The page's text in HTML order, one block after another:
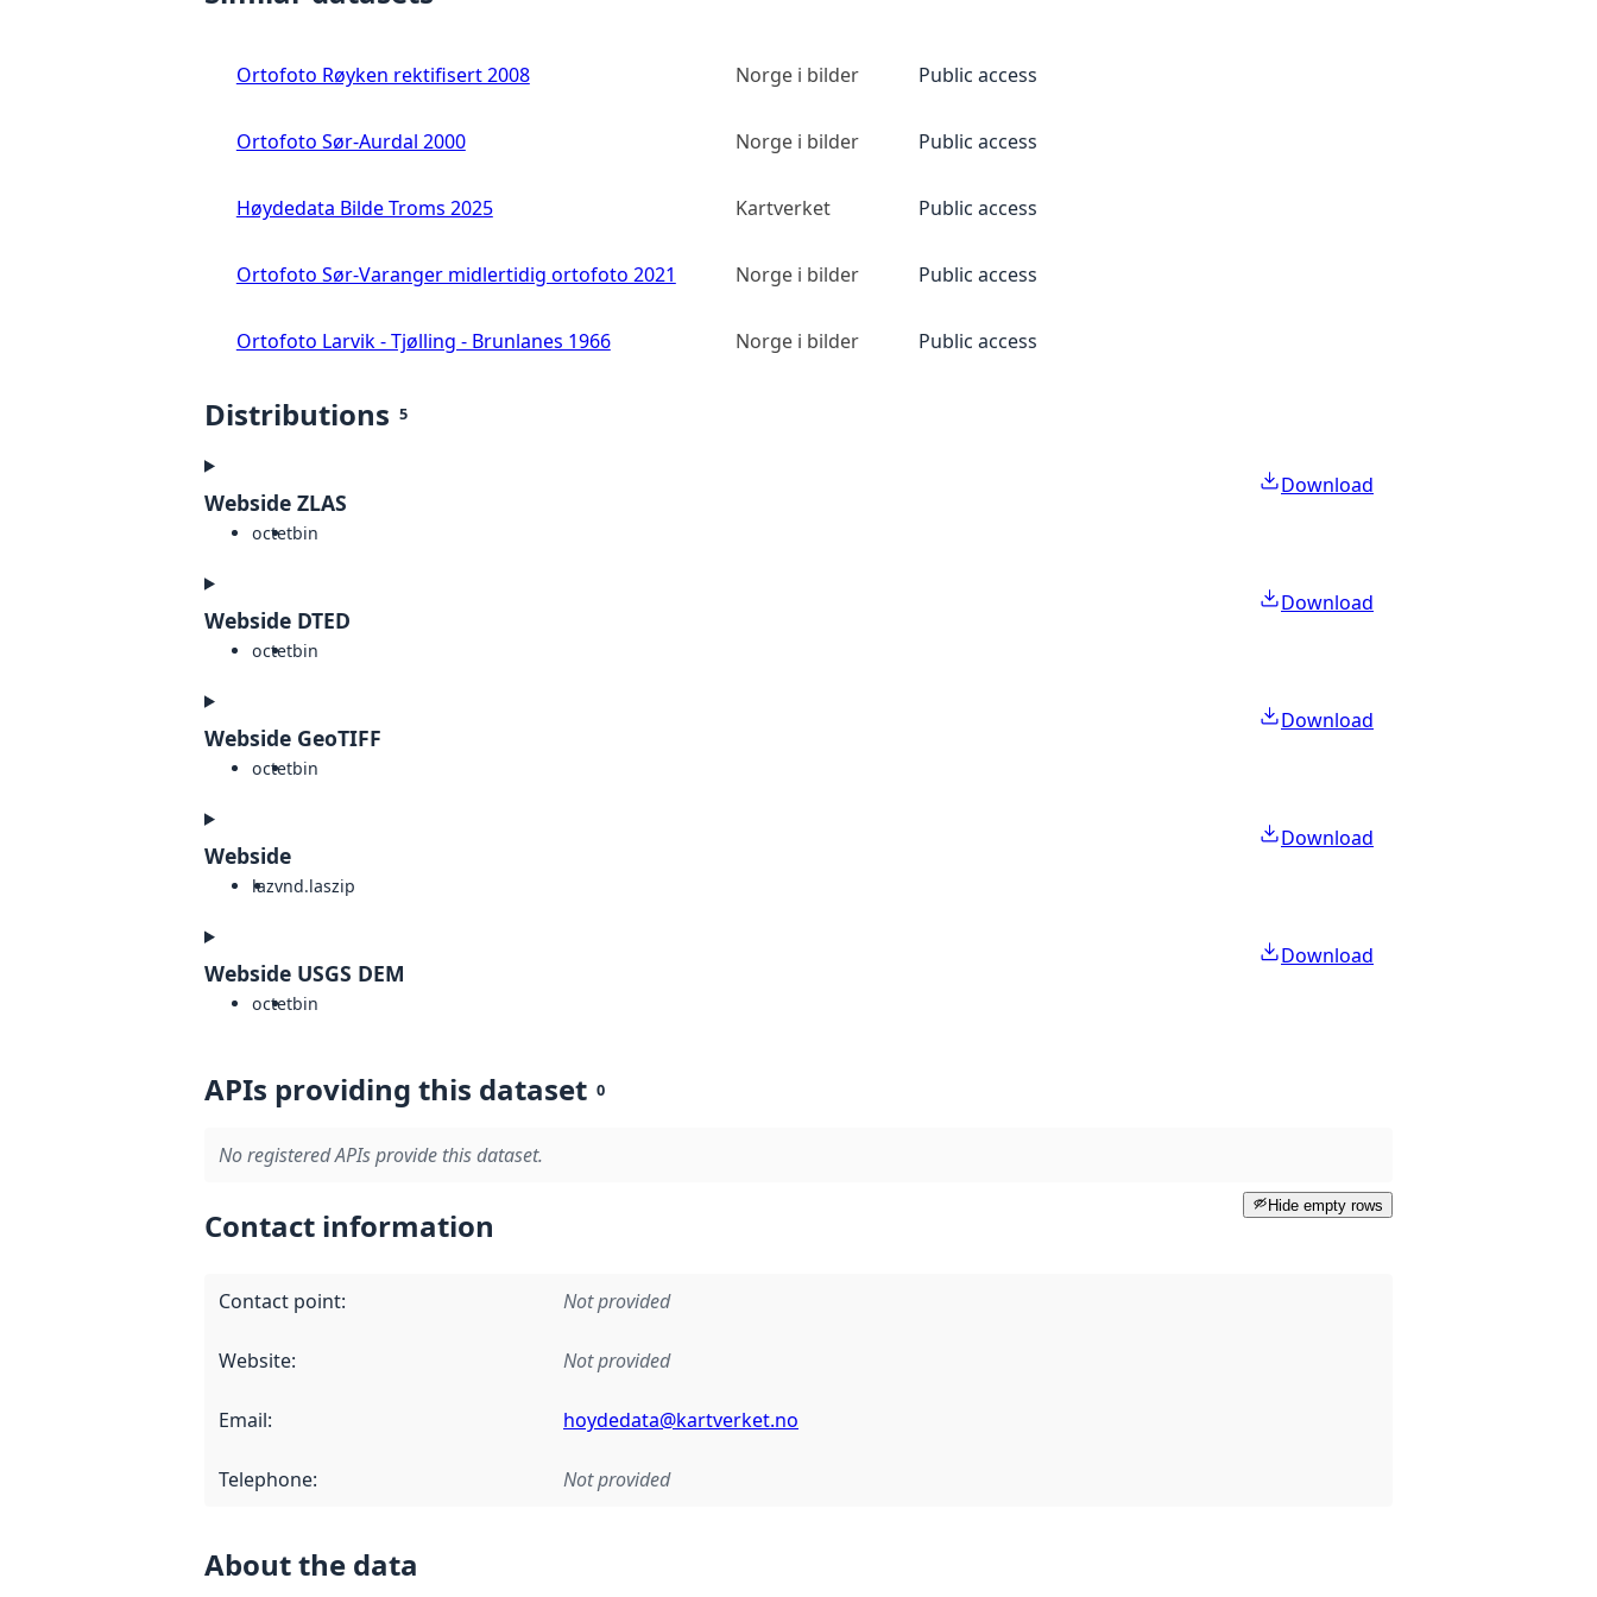
Ortofoto Røyken rektifisert 2008 Norge i bilder Public access
Ortofoto Sør-Aurdal 2000 Norge i bilder Public access
Høydedata Bilde Troms 2025 Kartverket Public access
Ortofoto Sør-Varanger midlertidig ortofoto 2021 Norge i bilder Public access
Ortofoto Larvik - Tjølling - Brunlanes 1966 Norge i bilder Public access
Distributions 5
Webside ZLAS
octetbin
Download
Webside DTED
octetbin
Download
Webside GeoTIFF
octetbin
Download
Webside
lazvnd.laszip
Download
Webside USGS DEM
octetbin
Download
APIs providing this dataset 0
No registered APIs provide this dataset.
Hide empty rows
Contact information
Contact point: Not provided
Website: Not provided
Email: hoydedata@kartverket.no
Telephone: Not provided
About the data